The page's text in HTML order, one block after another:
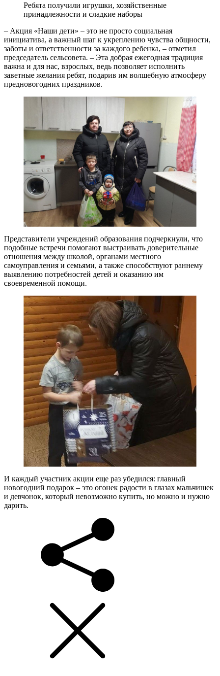
Ребята получили игрушки, хозяйственные
принадлежности и сладкие наборы
– Акция «Наши дети» – это не просто социальная
инициатива, а важный шаг к укреплению чувства общности,
заботы и ответственности за каждого ребенка, – отметил
председатель сельсовета. – Эта добрая ежегодная традиция
важна и для нас, взрослых, ведь позволяет исполнить
заветные желания ребят, подарив им волшебную атмосферу
предновогодних праздников.
Представители учреждений образования подчеркнули, что
подобные встречи помогают выстраивать доверительные
отношения между школой, органами местного
самоуправления и семьями, а также способствуют раннему
выявлению потребностей детей и оказанию им
своевременной помощи.
И каждый участник акции еще раз убедился: главный
новогодний подарок – это огонек радости в глазах мальчишек
и девчонок, который невозможно купить, но можно и нужно
дарить.